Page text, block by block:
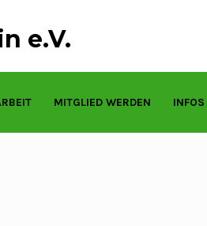
e.V.
MITGLIED WERDEN INFOS